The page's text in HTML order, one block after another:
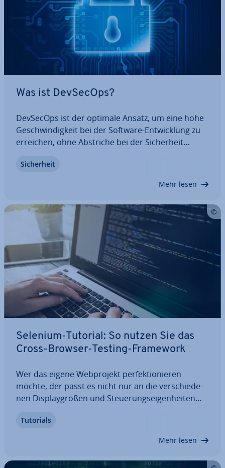
Was ist DevSecOps?
DevSecOps ist der optimale Ansatz, um eine hohe
Ge­schwin­dig­keit bei der Software-Ent­wick­lung zu
erreichen, ohne Abstriche bei der Si­cher­heit
direkt in den Ent­wick­lungs­pro­zess in­te­griert. Wir
Si­cher­heit
Mehr lesen
Selenium-Tutorial: So nutzen Sie das
Cross-Browser-Testing-Framework
Wer das eigene Web­pro­jekt per­fek­tio­nie­ren
möchte, der passt es nicht nur an die ver­schie­de­
nen Dis­play­grö­ßen und Steue­rungs­ei­gen­hei­ten
ver­schie­de­nen Browser an. Eine her­vor­ra­gen­de
Tutorials
Mehr lesen